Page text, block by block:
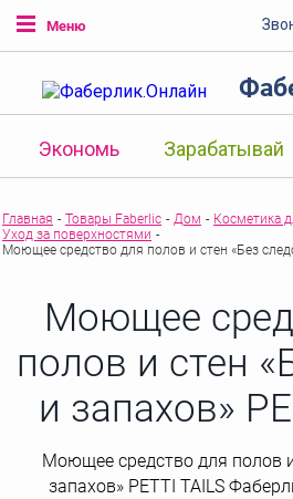
Меню
Экономь Зарабатывай
Главная - Товары Faberlic - Дом - Косметика
Уход за поверхностями -
Моющее средство для полов и стен «Без
Моющее
полов и стен
и запахов»
Моющее средство для полов
запахов» PETTI TAILS